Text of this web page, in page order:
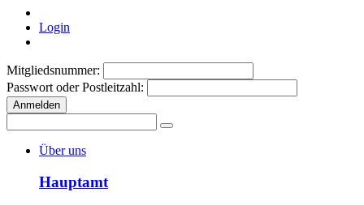
Login
Mitgliedsnummer:
Passwort oder Postleitzahl:
Anmelden
Über uns
Hauptamt